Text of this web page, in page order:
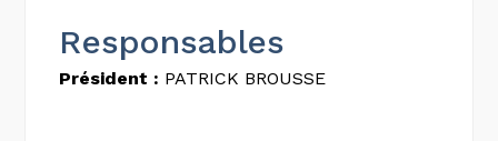
Responsables
Président : PATRICK BROUSSE